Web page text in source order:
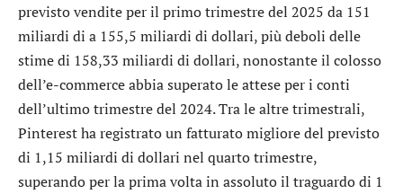
previsto vendite per il primo trimestre del 2025 da 151
miliardi di a 155,5 miliardi di dollari, più deboli delle
stime di 158,33 miliardi di dollari, nonostante il colosso
dell’e-commerce abbia superato le attese per i conti
dell’ultimo trimestre del 2024. Tra le altre trimestrali,
Pinterestha registrato un fatturato migliore del previsto
di 1,15 miliardi di dollari nel quarto trimestre,
superando per la prima volta in assoluto il traguardo di 1